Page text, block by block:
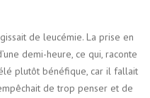
de leucémie. La prise en
demi-heure, ce qui, raconte
plutôt bénéfique, car il fallait
de trop penser et de